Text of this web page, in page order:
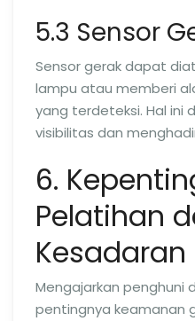
5.3 Sensor
Sensor gerak dapat
lampu atau memberi
yang terdeteksi. Hal ini
visibilitas dan
6.
Pelatihan
Kesadaran
Mengajarkan
pentingnya keamanan